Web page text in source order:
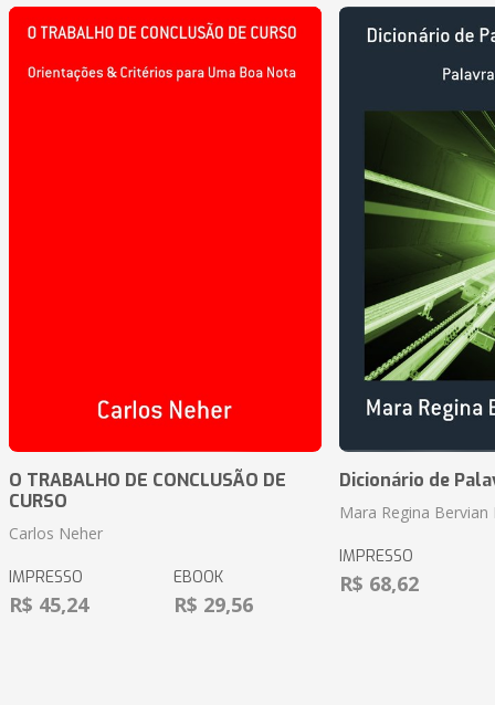
O TRABALHO DE CONCLUSÃO DE
CURSO
Carlos Neher
IMPRESSO
R$ 45,24
EBOOK
R$ 29,56
Dicionário de
Mara Regina Bervian
IMPRESSO
R$ 68,62